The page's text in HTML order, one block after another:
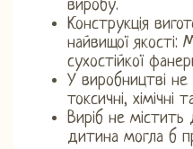
виробу.
Конструкція
найвищої
сухостійкої
У виробництві
токсичні, хімічні
Виріб не містить
дитина могла б